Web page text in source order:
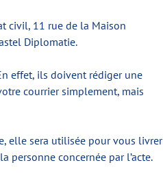
civil, 11 rue de la Maison
Diplomatie.
effet, ils doivent rédiger une
courrier simplement, mais
elle sera utilisée pour vous livrer
personne concernée par l’acte.